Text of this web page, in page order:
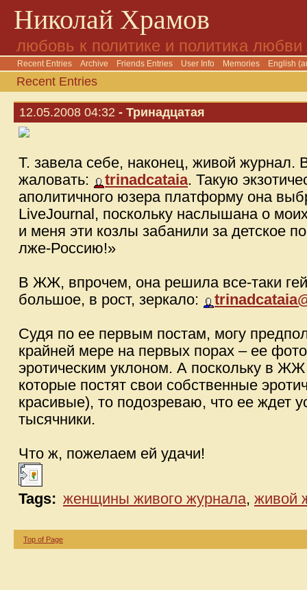
Николай Храмов
любовь к политике и политика любви
Recent Entries Archive Friends Entries User Info Memories English
Recent Entries
12.05.2008 04:32 - Тринадцатая
Т. завела себе, наконец, живой журнал.
жаловать:
trinadcataia. Такую
аполитичного юзера платформу она
LiveJournal, поскольку наслышана о
и меня эти козлы забанили за детское
лже-Россию!»
В ЖЖ, впрочем, она решила все-таки
большое, в рост, зеркало:
Судя по ее первым постам, могу
крайней мере на первых порах – ее
эротическим уклоном. А поскольку в
которые постят свои собственные
красивые), то подозреваю, что ее ждет
тысячники.
Что ж, пожелаем ей удачи!
Tags: женщины живого журнала, живой
Top of Page